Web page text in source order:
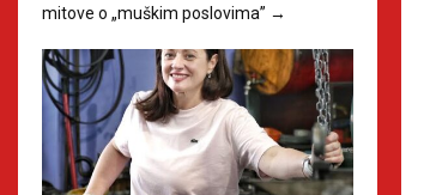
mitove o „muškim poslovima” →